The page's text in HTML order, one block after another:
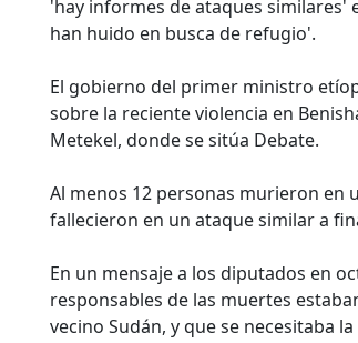
'hay informes de ataques similares'
han huido en busca de refugio'.
El gobierno del primer ministro
sobre la reciente violencia en
Metekel, donde se sitúa Debate.
Al menos 12 personas murieron en
fallecieron en un ataque similar a
En un mensaje a los diputados en
responsables de las muertes
vecino Sudán, y que se necesitaba